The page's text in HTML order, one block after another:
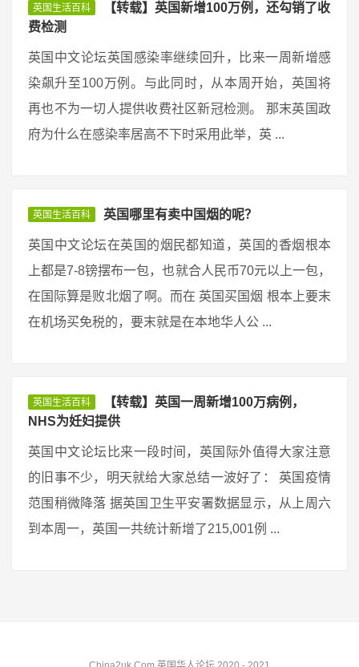
英国生活百科
【转载】英国新增100万例，还勾销了收
费检测
英国中文论坛英国感染率继续回升，比来一周新增感
染飙升至100万例。与此同时，从本周开始，英国将
再也不为一切人提供收费社区新冠检测。 那末英国政
府为什么在感染率居高不下时采用此举，英 ...
英国生活百科 英国哪里有卖中国烟的呢？
英国中文论坛在英国的烟民都知道，英国的香烟根本
上都是7-8镑摆布一包，也就合人民币70元以上一包，
在国际算是败北烟了啊。而在 英国买国烟 根本上要末
在机场买免税的，要末就是在本地华人公 ...
英国生活百科
【转载】英国一周新增100万病例，
NHS为妊妇提供
英国中文论坛比来一段时间，英国际外值得大家注意
的旧事不少，明天就给大家总结一波好了： 英国疫情
范围稍微降落 据英国卫生平安署数据显示，从上周六
到本周一，英国一共统计新增了215,001例 ...